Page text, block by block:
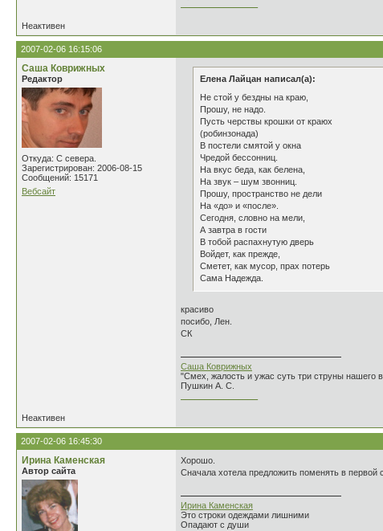
Неактивен
2007-02-06 16:15:06
Саша Коврижных
Редактор
Откуда: С севера.
Зарегистрирован: 2006-08-15
Сообщений: 15171
Вебсайт
Елена Лайцан написал(а):
Не стой у бездны на краю,
Прошу, не надо.
Пусть черствы крошки от краюх
(робинзонада)
В постели смятой у окна
Чредой бессонниц.
На вкус беда, как белена,
На звук – шум звонниц.
Прошу, пространство не дели
На «до» и «после».
Сегодня, словно на мели,
А завтра в гости
В тобой распахнутую дверь
Войдет, как прежде,
Сметет, как мусор, прах потерь
Сама Надежда.
красиво
посибо, Лен.
СК
Саша Коврижных
"Смех, жалость и ужас суть три струны нашего
Пушкин А. С.
Неактивен
2007-02-06 16:45:30
Ирина Каменская
Автор сайта
Хорошо.
Сначала хотела предложить поменять в первой
Ирина Каменская
Это строки одеждами лишними
Опадают с души